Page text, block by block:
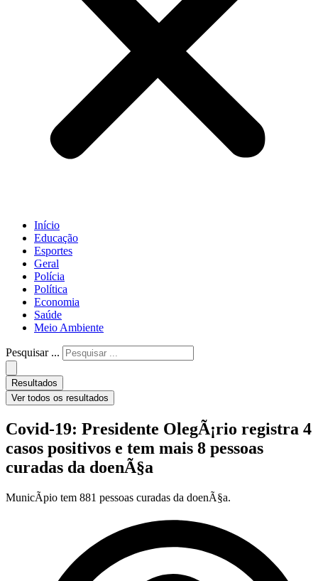
Início
Educação
Esportes
Geral
Polícia
Política
Economia
Saúde
Meio Ambiente
Pesquisar ...
Resultados
Ver todos os resultados
Covid-19: Presidente OlegÃ¡rio registra 4
casos positivos e tem mais 8 pessoas
curadas da doenÃ§a
MunicÃ­pio tem 881 pessoas curadas da doenÃ§a.